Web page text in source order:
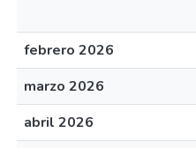
febrero 2026
marzo 2026
abril 2026